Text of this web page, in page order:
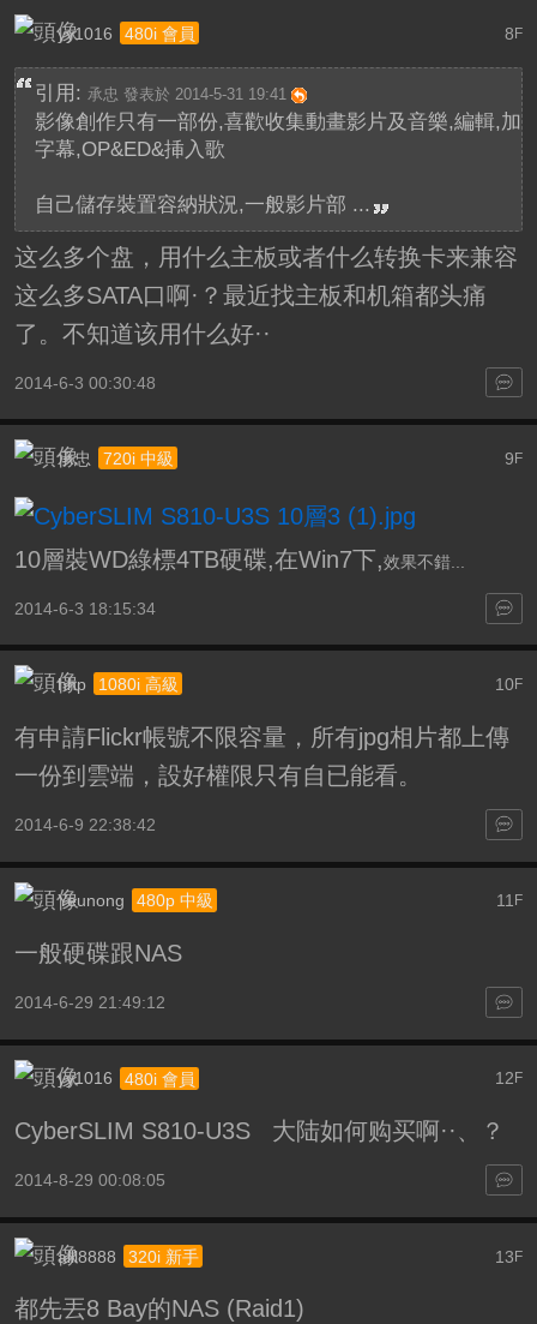
8 F
yy1016 480i 會員
引用: 承忠 發表於 2014-5-31 19:41
影像創作只有一部份,喜歡收集動畫影片及音樂,編輯,加
字幕,OP&ED&挿入歌
自己儲存裝置容納狀況,一般影片部 ...
这么多个盘，用什么主板或者什么转换卡来兼容
这么多SATA口啊·？最近找主板和机箱都头痛
了。不知道该用什么好··
2014-6-3 00:30:48
9 F
承忠 720i 中級
10層裝WD綠標4TB硬碟,在Win7下,效果不錯...
2014-6-3 18:15:34
10F
hhp 1080i 高級
有申請Flickr帳號不限容量，所有jpg相片都上傳
一份到雲端，設好權限只有自已能看。
2014-6-9 22:38:42
11 F
Yeunong 480p 中級
一般硬碟跟NAS
2014-6-29 21:49:12
12 F
yy1016 480i 會員
CyberSLIM S810-U3S 大陆如何购买啊··、？
2014-8-29 00:08:05
13F
alll8888 320i 新手
都先丟8 Bay的NAS (Raid1)